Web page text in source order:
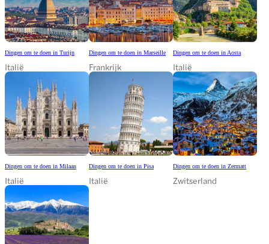
Dingen om te doen in Turijn
Italië
Dingen om te doen in Marseille
Frankrijk
Dingen om te doen in Aosta
Italië
Dingen om te doen in Milaan
Italië
Dingen om te doen in Pisa
Italië
Dingen om te doen in Zermatt
Zwitserland